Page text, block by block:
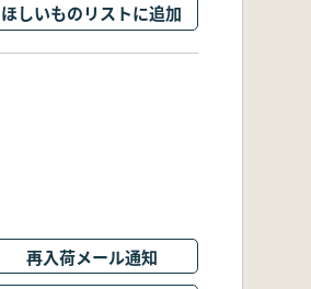
ほしいものリストに追加
再入荷メール通知